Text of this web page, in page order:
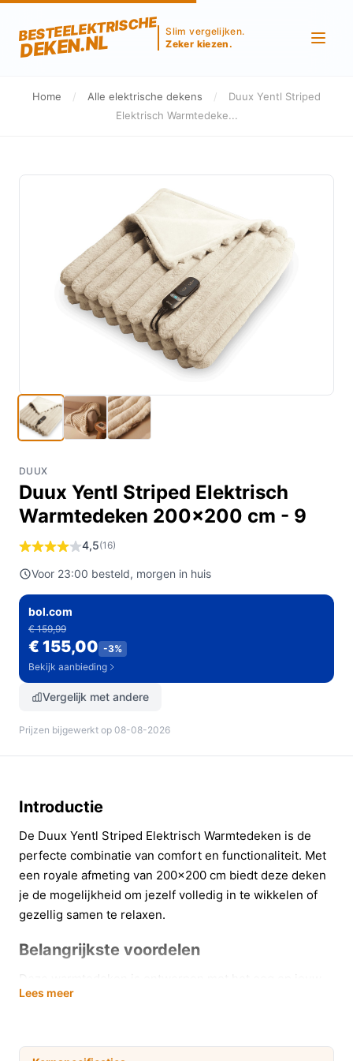
BESTEELEKTRISCHE
DEKEN.NL
Slim vergelijken.
Zeker kiezen.
Home / Alle elektrische dekens /
Duux Yentl Striped
Elektrisch Warmtedeke...
DUUX
Duux Yentl Striped Elektrisch
Warmtedeken 200x200 cm - 9
4,5(16)
Voor 23:00 besteld, morgen in huis
bol.com
€ 159,99
€ 155,00 -3%
Bekijk aanbieding
Vergelijk met andere
Prijzen bijgewerkt op 08-08-2026
Introductie
De Duux Yentl Striped Elektrisch Warmtedeken is de
perfecte combinatie van comfort en functionaliteit. Met
een royale afmeting van 200x200 cm biedt deze deken
je de mogelijkheid om jezelf volledig in te wikkelen of
gezellig samen te relaxen.
Belangrijkste voordelen
comfort. Hier zijn enkele belangrijke voordelen:
precies afstemmen op jouw voorkeur, of je nu een
Lees meer